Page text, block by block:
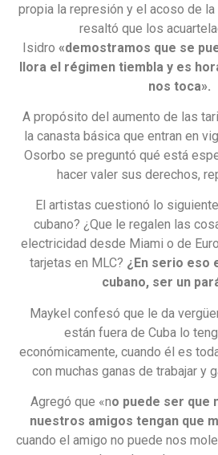
propia la represión y el acoso de
resaltó que los
Isidro «demostramos que se
llora el régimen tiembla y es
nos toca».
A propósito del aumento de las
la canasta básica que entran en
Osorbo se preguntó qué está
hacer valer sus derechos,
El artistas cuestionó lo
cubano? ¿Que le regalen las
electricidad desde Miami o de
tarjetas en MLC? ¿En serio eso
cubano, ser un
Maykel confesó que le da
están fuera de Cuba lo
económicamente, cuando él es
con muchas ganas de trabajar y
Agregó que «no puede ser que
nuestros amigos tengan que
cuando el amigo no puede nos